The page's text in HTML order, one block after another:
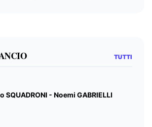
TUTTI
SQUADRONI - Noemi GABRIELLI